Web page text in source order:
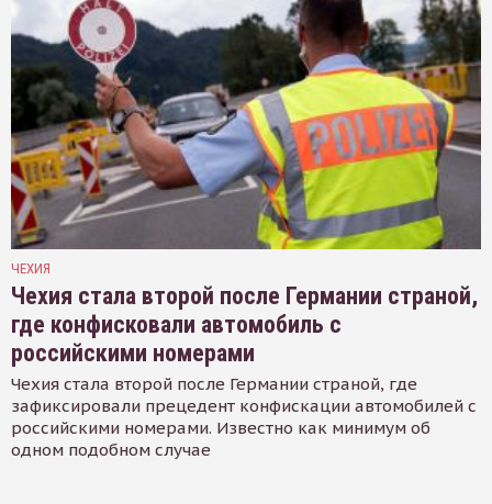
ЧЕХИЯ
Чехия стала второй после Германии страной,
где конфисковали автомобиль с
российскими номерами
Чехия стала второй после Германии страной, где
зафиксировали прецедент конфискации автомобилей с
российскими номерами. Известно как минимум об
одном подобном случае